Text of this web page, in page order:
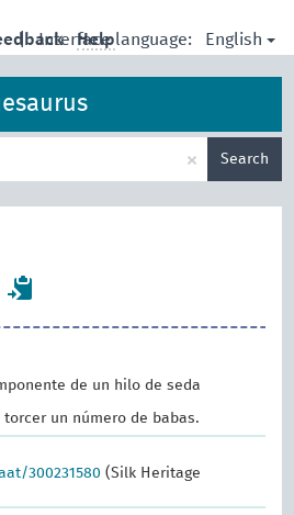
| Interface language: English
Help
× Search
de un hilo de seda
un número de babas.
300231580 (Silk Heritage